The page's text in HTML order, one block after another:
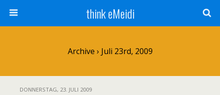
think eMeidi
Archive › Juli 23rd, 2009
DONNERSTAG, 23. JULI 2009